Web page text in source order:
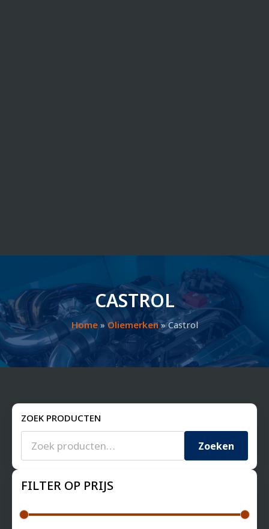
CASTROL
Home»Oliemerken»Castrol
ZOEK PRODUCTEN
Zoeken
naar: Zoeken
FILTER OP PRIJS